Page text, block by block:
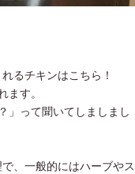
るチキンはこちら！
ます。
」って聞いてしましまし
、一般的にはハーブやス